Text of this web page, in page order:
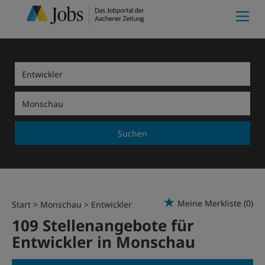
Suchen
Start Monschau Entwickler Meine Merkliste (0)
109 Stellenangebote für
Entwickler in Monschau